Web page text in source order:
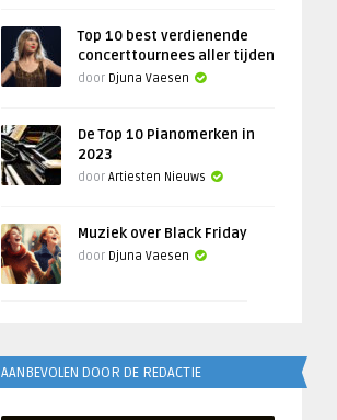
Top 10 best verdienende
concerttournees aller tijden
door Djuna Vaesen
De Top 10 Pianomerken in
2023
door Artiesten Nieuws
Muziek over Black Friday
door Djuna Vaesen
AANBEVOLEN DOOR DE REDACTIE